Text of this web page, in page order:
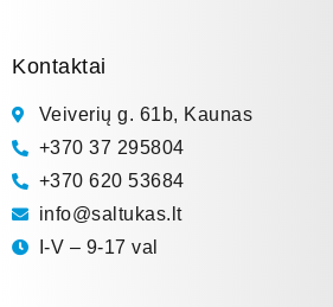
Kontaktai
Veiverių g. 61b, Kaunas
+370 37 295804
+370 620 53684
info@saltukas.lt
I-V – 9-17 val